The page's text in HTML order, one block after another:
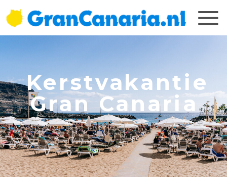
Kerstvakantie
Gran Canaria